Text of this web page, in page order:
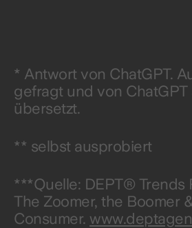
* Antwort von ChatGPT.
gefragt und von ChatGPT
übersetzt.
** selbst ausprobiert
***Quelle: DEPT® Trends
The Zoomer, the Boomer
Consumer.